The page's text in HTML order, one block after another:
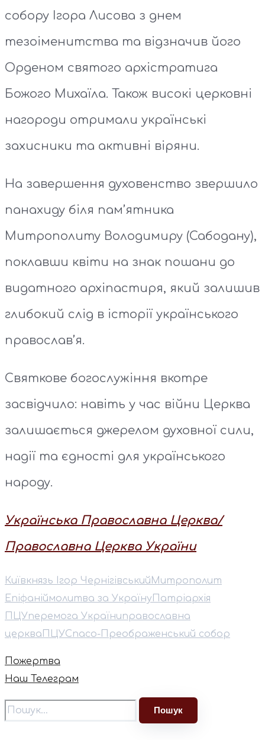
собору Ігора Лисова з днем
тезоіменитства та відзначив його
Орденом святого архістратига
Божого Михаїла. Також високі церковні
нагороди отримали українські
захисники та активні віряни.
На завершення духовенство звершило
панахиду біля пам’ятника
Митрополиту Володимиру (Сабодану),
поклавши квіти на знак пошани до
видатного архіпастиря, який залишив
глибокий слід в історії українського
православ’я.
Святкове богослужіння вкотре
засвідчило: навіть у час війни Церква
залишається джерелом духовної сили,
надії та єдності для українського
народу.
Українська Православна Церква/
Православна Церква України
Київкнязь Ігор Чернігівський Митрополит
Епіфаніймолитва за Україну Патріархія
ПЦУперемога Україниправославна
церква ПЦУСпасо-Преображенський собор
Пожертва
Наш Телеграм